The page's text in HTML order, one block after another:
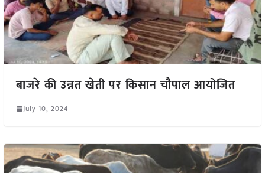
बाजरे की उन्नत खेती पर किसान चौपाल आयोजित
July 10, 2024